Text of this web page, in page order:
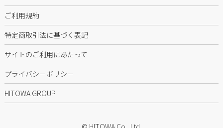
ご利用規約
特定商取引法に基づく表記
サイトのご利用にあたって
プライバシーポリシー
HITOWA GROUP